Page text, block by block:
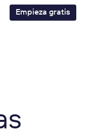
Empieza gratis